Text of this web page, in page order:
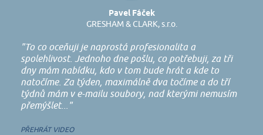
Pavel Fáček
GRESHAM & CLARK, s.r.o.
"To co oceňuji je naprostá profesionalita a
spolehlivost. Jednoho dne pošlu, co potřebuji, za tři
dny mám nabídku, kdo v tom bude hrát a kde to
natočíme. Za týden, maximálně dva točíme a do tří
týdnů mám v e-mailu soubory, nad kterými nemusím
přemýšlet..."
PŘEHRÁT VIDEO